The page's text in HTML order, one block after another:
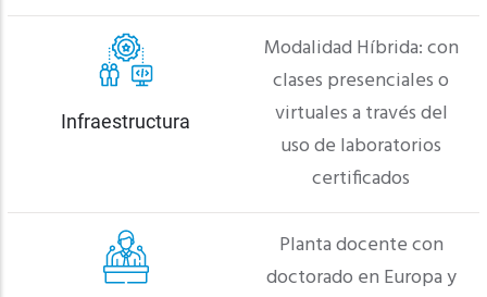
Infraestructura
Modalidad Híbrida: con
clases presenciales o
virtuales a través del
uso de laboratorios
certificados
Planta docente con
doctorado en Europa y